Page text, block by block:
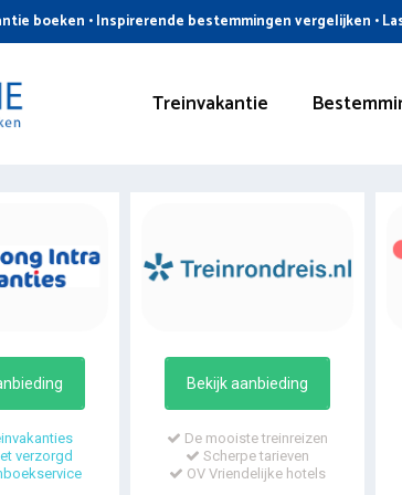
boeken • Inspirerende bestemmingen vergelijken •
Treinvakantie
verzorgd
Bekijk aanbieding
De mooiste treinreizen
Scherpe tarieven
OV Vriendelijke hotels